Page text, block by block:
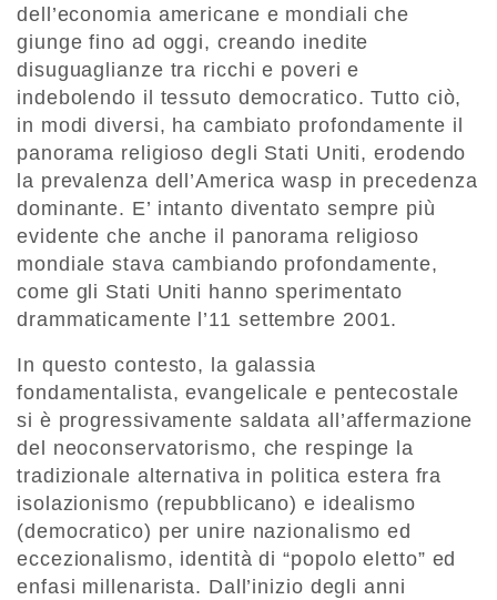
dell’economia americane e mondiali che
giunge fino ad oggi, creando inedite
disuguaglianze tra ricchi e poveri e
indebolendo il tessuto democratico. Tutto ciò,
in modi diversi, ha cambiato profondamente il
panorama religioso degli Stati Uniti, erodendo
la prevalenza dell’America wasp in precedenza
dominante. E’ intanto diventato sempre più
evidente che anche il panorama religioso
mondiale stava cambiando profondamente,
come gli Stati Uniti hanno sperimentato
drammaticamente l’11 settembre 2001.
In questo contesto, la galassia
fondamentalista, evangelicale e pentecostale
si è progressivamente saldata all’affermazione
del neoconservatorismo, che respinge la
tradizionale alternativa in politica estera fra
isolazionismo (repubblicano) e idealismo
(democratico) per unire nazionalismo ed
eccezionalismo, identità di “popolo eletto” ed
enfasi millenarista. Dall’inizio degli anni